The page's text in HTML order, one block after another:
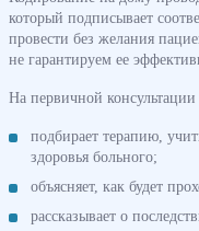
который подписывает
провести без желания
не гарантируем ее
На первичной консультации
подбирает терапию,
здоровья больного;
объясняет, как будет
рассказывает о